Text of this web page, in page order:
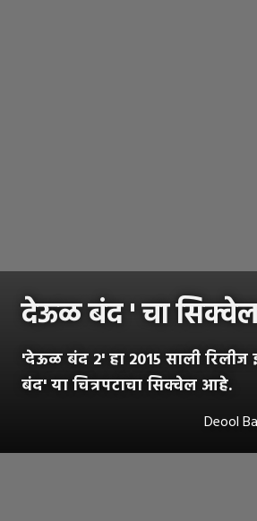
देऊळ बंद ' चा
'देऊळ बंद 2' हा 2015 साली
बंद' या चित्रपटाचा सिक्वेल आहे.
Deool